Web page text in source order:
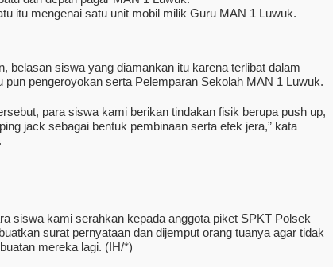
itu mengenai satu unit mobil milik Guru MAN 1 Luwuk.
belasan siswa yang diamankan itu karena terlibat dalam
pun pengeroyokan serta Pelemparan Sekolah MAN 1 Luwuk.
para siswa kami berikan tindakan fisik berupa push up,
jack sebagai bentuk pembinaan serta efek jera,” kata
siswa kami serahkan kepada anggota piket SPKT Polsek
surat pernyataan dan dijemput orang tuanya agar tidak
mereka lagi. (IH/*)